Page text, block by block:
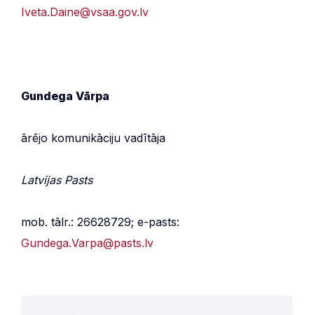
Iveta.Daine@vsaa.gov.lv
Gundega Vārpa
ārējo komunikāciju vadītāja
Latvijas Pasts
mob. tālr.: 26628729; e-pasts:
Gundega.Varpa@pasts.lv